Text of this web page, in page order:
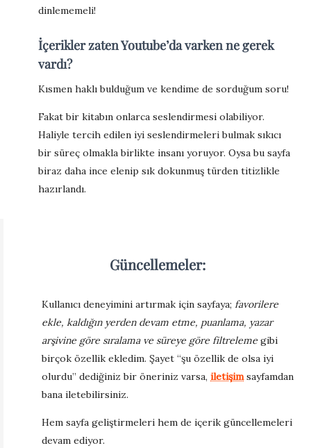
dinlememeli!
İçerikler zaten Youtube’da varken ne gerek
vardı?
Kısmen haklı bulduğum ve kendime de sorduğum soru!
Fakat bir kitabın onlarca seslendirmesi olabiliyor.
Haliyle tercih edilen iyi seslendirmeleri bulmak sıkıcı
bir süreç olmakla birlikte insanı yoruyor. Oysa bu sayfa
biraz daha ince elenip sık dokunmuş türden titizlikle
hazırlandı.
Güncellemeler:
Kullanıcı deneyimini artırmak için sayfaya; favorilere
ekle, kaldığın yerden devam etme, puanlama, yazar
arşivine göre sıralama ve süreye göre filtreleme gibi
birçok özellik ekledim. Şayet “şu özellik de olsa iyi
olurdu” dediğiniz bir öneriniz varsa, iletişimsayfamdan
bana iletebilirsiniz.
Hem sayfa geliştirmeleri hem de içerik güncellemeleri
devam ediyor.